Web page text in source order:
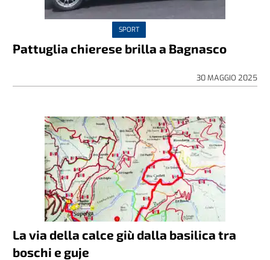
SPORT
Pattuglia chierese brilla a Bagnasco
30 MAGGIO 2025
La via della calce giù dalla basilica tra
boschi e guje